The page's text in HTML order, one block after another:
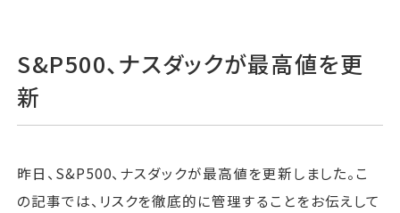
S&P500、ナスダックが最高値を更
新
昨日、S&P500、ナスダックが最高値を更新しました。こ
の記事では、リスクを徹底的に管理することをお伝えして